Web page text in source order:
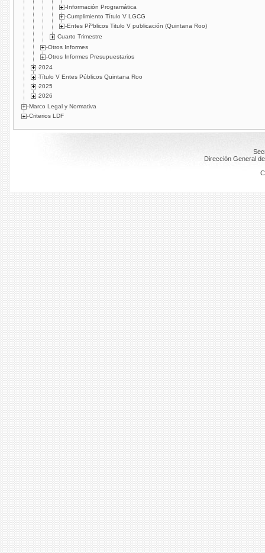
Información Programática
Cumplimiento Tí­tulo V LGCG
Entes Píºblicos Titulo V publicación (Quintana Roo)
Cuarto Trimestre
Otros Informes
Otros Informes Presupuestarios
2024
Título V Entes Públicos Quintana Roo
2025
2026
Marco Legal y Normativa
Criterios LDF
Dirección General